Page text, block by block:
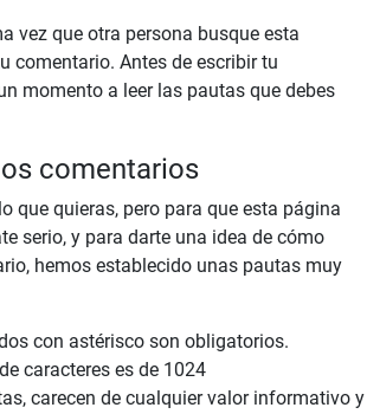
vez que otra persona busque esta
comentario. Antes de escribir tu
momento a leer las pautas que debes
comentarios
que quieras, pero para que esta página
serio, y para darte una idea de cómo
hemos establecido unas pautas muy
con astérisco son obligatorios.
caracteres es de 1024
carecen de cualquier valor informativo y